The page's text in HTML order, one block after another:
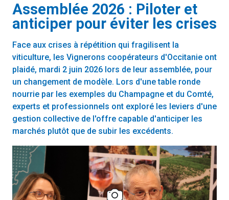
Assemblée 2026 : Piloter et
anticiper pour éviter les crises
Face aux crises à répétition qui fragilisent la
viticulture, les Vignerons coopérateurs d'Occitanie ont
plaidé, mardi 2 juin 2026 lors de leur assemblée, pour
un changement de modèle. Lors d'une table ronde
nourrie par les exemples du Champagne et du Comté,
experts et professionnels ont exploré les leviers d'une
gestion collective de l'offre capable d'anticiper les
marchés plutôt que de subir les excédents.